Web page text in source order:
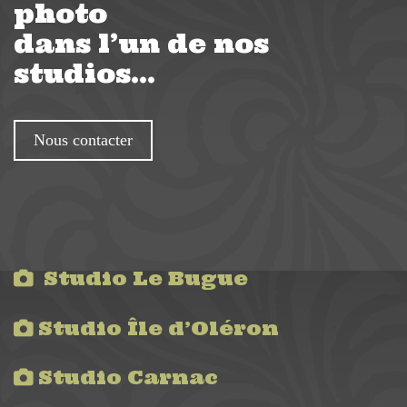
photo
dans l’un de nos
studios…
Nous contacter
Studio Le Bugue
Studio Île d’Oléron
Studio Carnac